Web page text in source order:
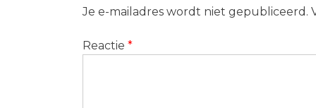
Je e-mailadres wordt niet gepubliceerd.
Reactie *